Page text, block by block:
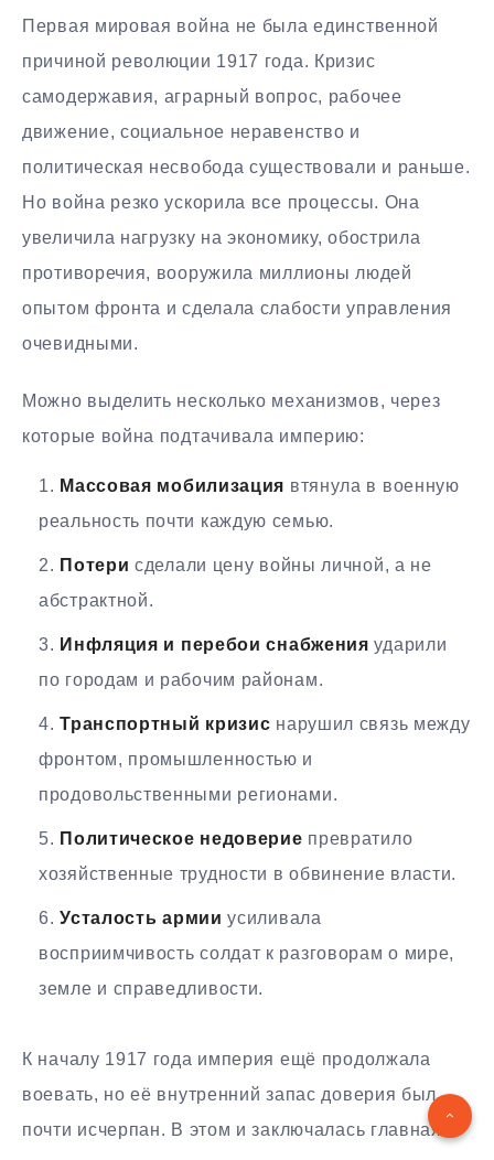
Первая мировая война не была единственной
причиной революции 1917 года. Кризис
самодержавия, аграрный вопрос, рабочее
движение, социальное неравенство и
политическая несвобода существовали и раньше.
Но война резко ускорила все процессы. Она
увеличила нагрузку на экономику, обострила
противоречия, вооружила миллионы людей
опытом фронта и сделала слабости управления
очевидными.
Можно выделить несколько механизмов, через
которые война подтачивала империю:
Массовая мобилизация втянула в военную
реальность почти каждую семью.
Потери сделали цену войны личной, а не
абстрактной.
Инфляция и перебои снабжения ударили
по городам и рабочим районам.
Транспортный кризис нарушил связь между
фронтом, промышленностью и
продовольственными регионами.
Политическое недоверие превратило
хозяйственные трудности в обвинение власти.
Усталость армии усиливала
восприимчивость солдат к разговорам о мире,
земле и справедливости.
К началу 1917 года империя ещё продолжала
воевать, но её внутренний запас доверия был
почти исчерпан. В этом и заключалась главная